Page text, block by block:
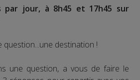
par jour, à 8h45 et 17h45 sur
question...une destination !
une question, a vous de faire le